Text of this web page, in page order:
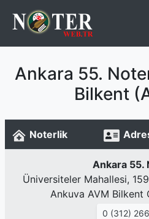
Ankara 55.
Bilkent
Noterlik
Ankara 55.
Üniversiteler Mahallesi,
Ankuva AVM Bilkent
0 (312)